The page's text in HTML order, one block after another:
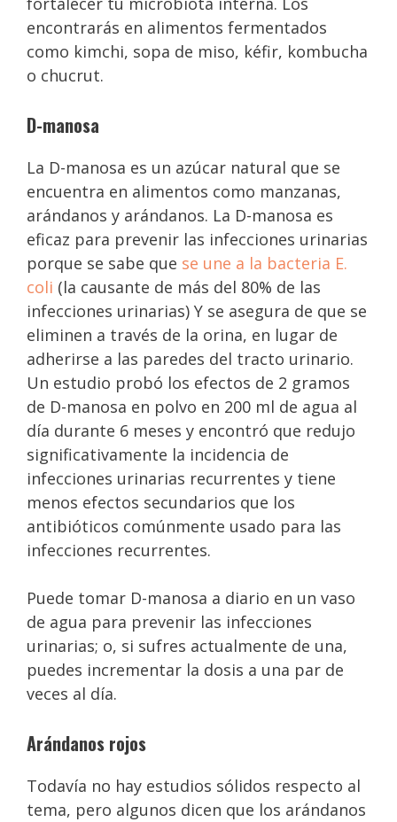
encontrarás en alimentos fermentados
como kimchi, sopa de miso, kéfir, kombucha
o chucrut.
D-manosa
La D-manosa es un azúcar natural que se
encuentra en alimentos como manzanas,
arándanos y arándanos. La D-manosa es
eficaz para prevenir las infecciones urinarias
porque se sabe que se une a la bacteria E.
coli (la causante de más del 80% de las
infecciones urinarias) Y se asegura de que se
eliminen a través de la orina, en lugar de
adherirse a las paredes del tracto urinario.
Un estudio probó los efectos de 2 gramos
de D-manosa en polvo en 200 ml de agua al
día durante 6 meses y encontró que redujo
significativamente la incidencia de
infecciones urinarias recurrentes y tiene
menos efectos secundarios que los
antibióticos comúnmente usado para las
infecciones recurrentes.
Puede tomar D-manosa a diario en un vaso
de agua para prevenir las infecciones
urinarias; o, si sufres actualmente de una,
puedes incrementar la dosis a una par de
veces al día.
Arándanos rojos
Todavía no hay estudios sólidos respecto al
tema, pero algunos dicen que los arándanos